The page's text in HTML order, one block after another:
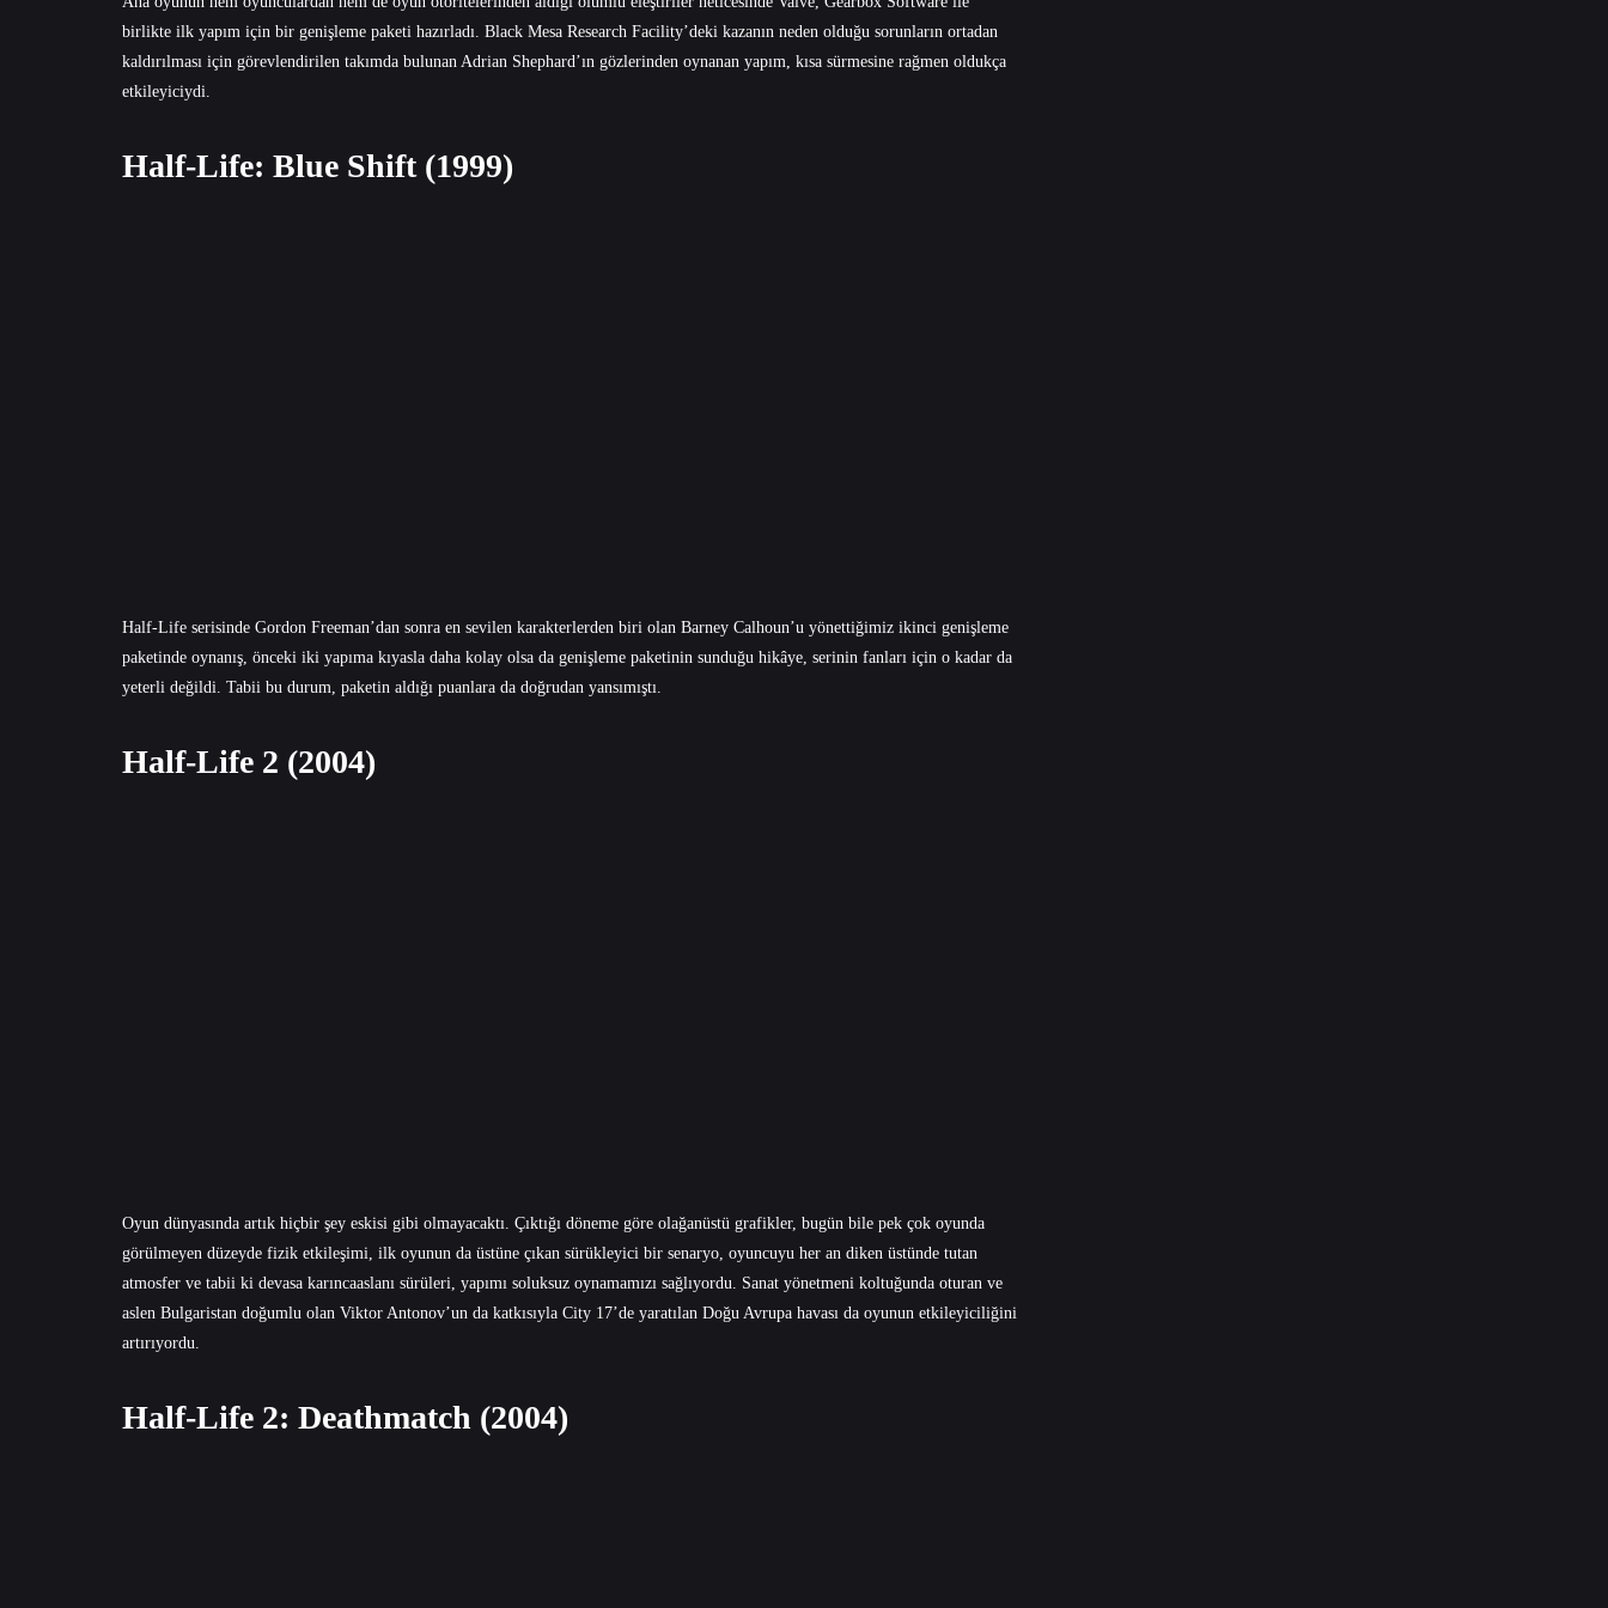
birlikte ilk yapım için bir genişleme paketi hazırladı. Black Mesa Research Facility’deki kazanın neden olduğu sorunların ortadan
kaldırılması için görevlendirilen takımda bulunan Adrian Shephard’ın gözlerinden oynanan yapım, kısa sürmesine rağmen oldukça
etkileyiciydi.
Half-Life: Blue Shift (1999)
Half-Life serisinde Gordon Freeman’dan sonra en sevilen karakterlerden biri olan Barney Calhoun’u yönettiğimiz ikinci genişleme
paketinde oynanış, önceki iki yapıma kıyasla daha kolay olsa da genişleme paketinin sunduğu hikâye, serinin fanları için o kadar da
yeterli değildi. Tabii bu durum, paketin aldığı puanlara da doğrudan yansımıştı.
Half-Life​​​​​​​ 2 (2004)
Oyun dünyasında artık hiçbir şey eskisi gibi olmayacaktı. Çıktığı döneme göre olağanüstü grafikler, bugün bile pek çok oyunda
görülmeyen düzeyde fizik etkileşimi, ilk oyunun da üstüne çıkan sürükleyici bir senaryo, oyuncuyu her an diken üstünde tutan
atmosfer ve tabii ki devasa karıncaaslanı sürüleri, yapımı soluksuz oynamamızı sağlıyordu. Sanat yönetmeni koltuğunda oturan ve
aslen Bulgaristan doğumlu olan Viktor Antonov’un da katkısıyla City 17’de yaratılan Doğu Avrupa havası da oyunun etkileyiciliğini
artırıyordu.
Half-Life 2: Deathmatch (2004)